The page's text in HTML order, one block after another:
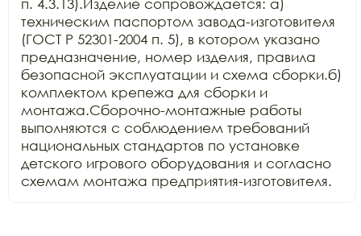
п. 4.3.13).Изделие сопровождается: а)
техническим паспортом завода-изготовителя
(ГОСТ Р 52301-2004 п. 5), в котором указано
предназначение, номер изделия, правила
безопасной эксплуатации и схема сборки.б)
комплектом крепежа для сборки и
монтажа.Сборочно-монтажные работы
выполняются с соблюдением требований
национальных стандартов по установке
детского игрового оборудования и согласно
схемам монтажа предприятия-изготовителя.